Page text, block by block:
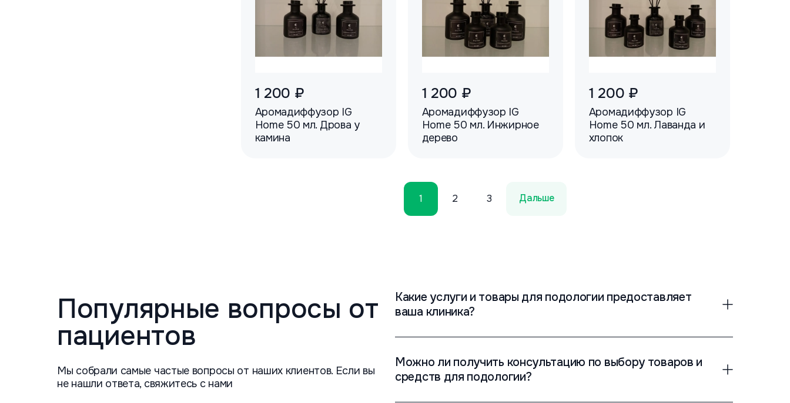
1 200 ₽
Аромадиффузор IG
Home 50 мл. Дрова у
камина
1 200 ₽
Аромадиффузор IG
Home 50 мл. Инжирное
дерево
1 200 ₽
Аромадиффузор IG
Home 50 мл. Лаванда и
хлопок
1 2 3 Дальше
Популярные вопросы от
пациентов
Мы собрали самые частые вопросы от наших клиентов. Если вы
не нашли ответа, свяжитесь с нами
Какие услуги и товары для подологии предоставляет
ваша клиника?
Можно ли получить консультацию по выбору товаров и
средств для подологии?